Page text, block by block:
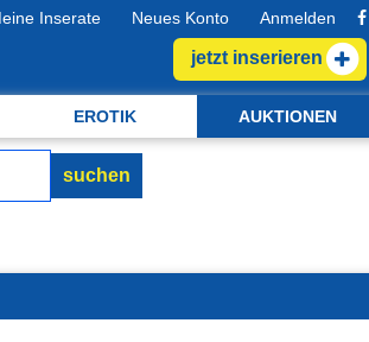
Inserate Neues Konto Anmelden
jetzt inserieren
EROTIK AUKTIONEN
suchen